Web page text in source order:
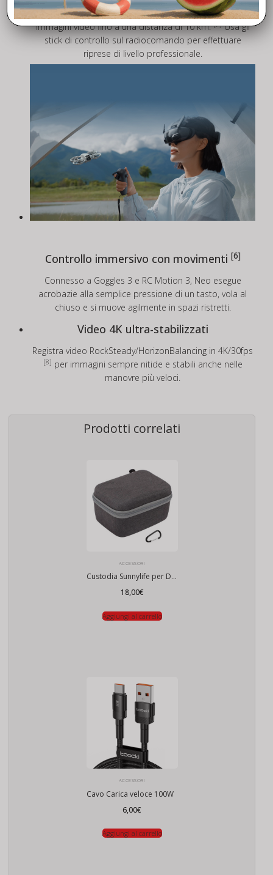
Con RC-N3, RC-N2 o RC 2, DJI Neo può trasmettere
immagini video fino a una distanza di 10 km.[7]Usa gli
stick di controllo sul radiocomando per effettuare
riprese di livello professionale.
Controllo immersivo con movimenti [6]
Connesso a Goggles 3 e RC Motion 3, Neo esegue
acrobazie alla semplice pressione di un tasto, vola al
chiuso e si muove agilmente in spazi ristretti.
Video 4K ultra-stabilizzati
Registra video RockSteady/HorizonBalancing in 4K/30fps
[8] per immagini sempre nitide e stabili anche nelle
manovre più veloci.
Prodotti correlati
ACCESSORI
Custodia Sunnylife per DJI Goggles 2 / Goggles 3 / Integra
18,00€
Aggiungi al carrello
ACCESSORI
Cavo Carica veloce 100W
6,00€
Aggiungi al carrello